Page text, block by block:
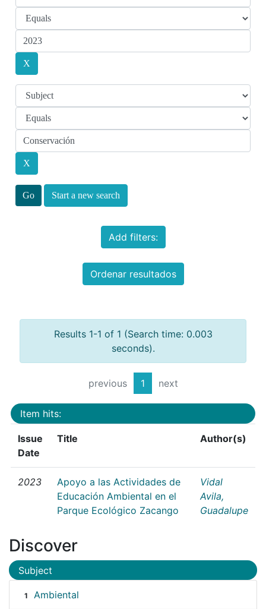
Start a new search
Add filters:
Ordenar resultados
Results 1-1 of 1 (Search time: 0.003
seconds).
previous 1 next
Item hits:
Issue
Date
Title Author(s)
2023
Apoyo a las Actividades de
Educación Ambiental en el
Parque Ecológico Zacango
Vidal
Avila,
Guadalupe
Discover
Subject
1 Ambiental